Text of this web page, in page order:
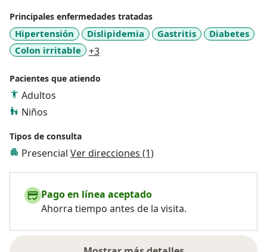
Principales enfermedades tratadas
Hipertensión Dislipidemia Gastritis
Diabetes
Colon irritable
+3a11y_sr_more_diseases
Pacientes que atiendo
Adultos
Niños
Tipos de consulta
Presencial Ver direcciones (1)
Pago en línea aceptado
Ahorra tiempo antes de la visita.